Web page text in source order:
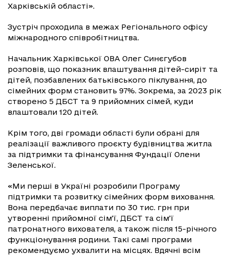
Харківській області».
Зустріч проходила в межах Регіонального офісу
міжнародного співробітництва.
Начальник Харківської ОВА Олег Синєгубов
розповів, що показник влаштування дітей-сиріт та
дітей, позбавлених батьківського піклування, до
сімейних форм становить 97%. Зокрема, за 2023 рік
створено 5 ДБСТ та 9 прийомних сімей, куди
влаштовали 120 дітей.
Крім того, дві громади області були обрані для
реалізації важливого проєкту будівництва житла
за підтримки та фінансування Фундації Олени
Зеленської.
«Ми перші в Україні розробили Програму
підтримки та розвитку сімейних форм виховання.
Вона передбачає виплати по 30 тис. грн при
утворенні прийомної сім’ї, ДБСТ та сім’ї
патронатного вихователя, а також після 15-річного
функціонування родини. Такі самі програми
рекомендуємо ухвалити на місцях. Вдячні всім